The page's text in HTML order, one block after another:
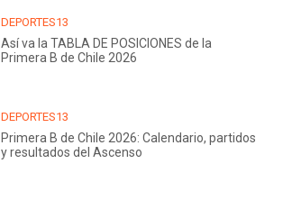
DEPORTES13
Así va la TABLA DE POSICIONES de la
Primera B de Chile 2026
DEPORTES13
Primera B de Chile 2026: Calendario, partidos
y resultados del Ascenso